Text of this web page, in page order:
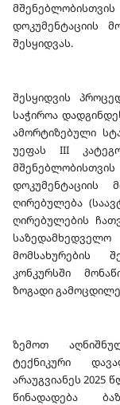
დოკუმენტაციის
შესყიდვას.
შესყიდვის
საჭიროა
ამორტიზებული
უეფას III
დოკუმენტაციის
ღირებულება
ღირებულების
საზედამხედველო
მომსახურების
კონკურსში
ზოგადი
ზემოთ
ტექნიკური
არაუგვიანეს 2025
წინადადება